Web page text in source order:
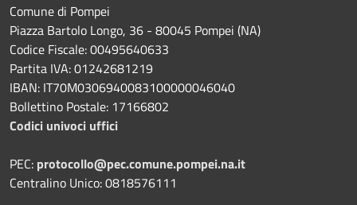
Comune di Pompei
Piazza Bartolo Longo, 36 - 80045 Pompei (NA)
Codice Fiscale: 00495640633
Partita IVA: 01242681219
IBAN: IT70M0306940083100000046040
Bollettino Postale: 17166802
Codici univoci uffici
PEC: protocollo@pec.comune.pompei.na.it
Centralino Unico: 0818576111